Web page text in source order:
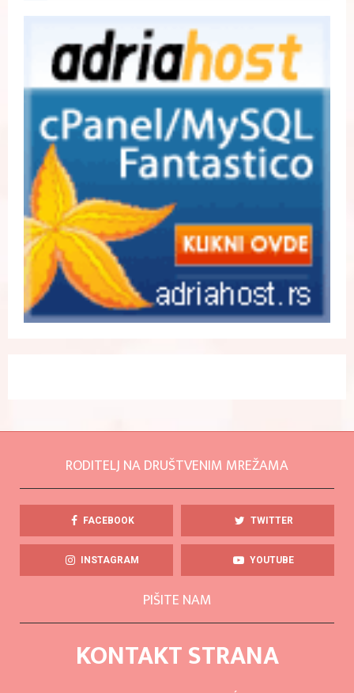
RODITELJ NA DRUŠTVENIM MREŽAMA
FACEBOOK TWITTER
INSTAGRAM YOUTUBE
PIŠITE NAM
KONTAKT STRANA